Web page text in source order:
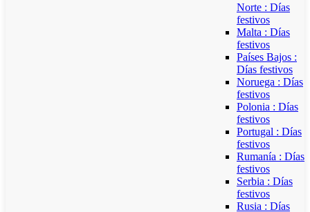
Norte : Días
festivos
Malta : Días
festivos
Países Bajos :
Días festivos
Noruega : Días
festivos
Polonia : Días
festivos
Portugal : Días
festivos
Rumanía : Días
festivos
Serbia : Días
festivos
Rusia : Días